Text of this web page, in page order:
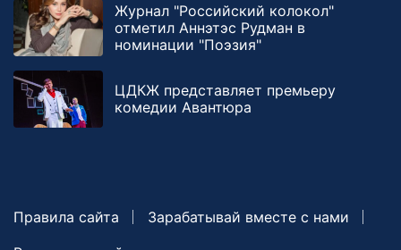
Журнал "Российский колокол"
отметил Аннэтэс Рудман в
номинации "Поэзия"
ЦДКЖ представляет премьеру
комедии Авантюра
Правила сайта
Зарабатывай вместе с нами